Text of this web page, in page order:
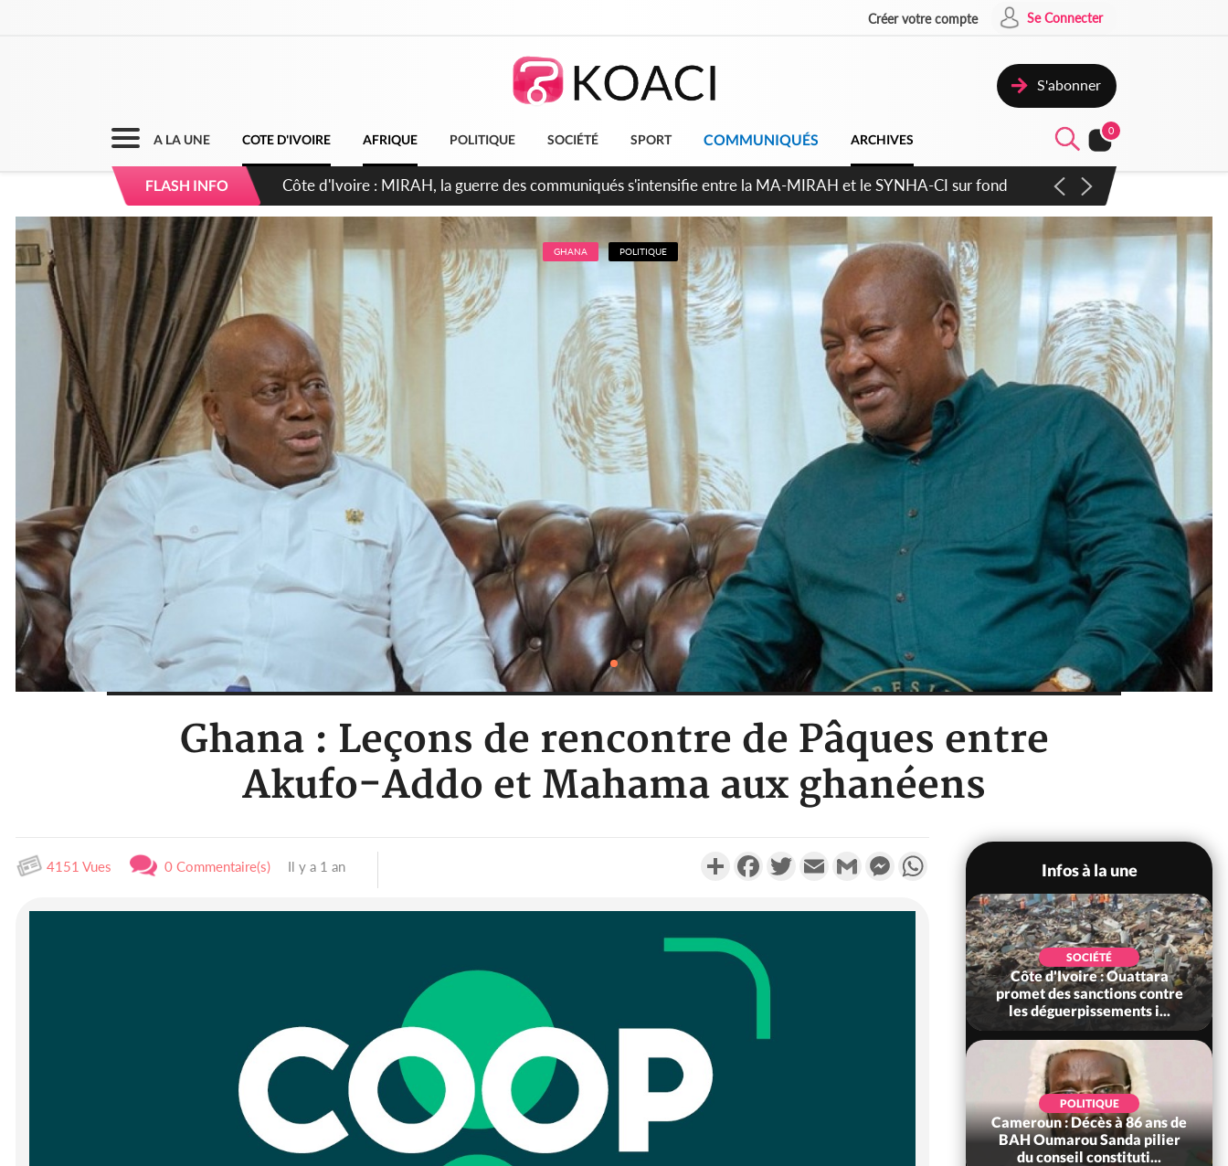
Créer votre compte Se Connecter
S'abonner
A LA UNE COTE D'IVOIRE AFRIQUE POLITIQUE SOCIÉTÉ SPORT COMMUNIQUÉS ARCHIVES
0
FLASH INFO Côte d'Ivoire : Indépendance 2026, Thiam plaide pour un environnement démocratique plus apaisé
GHANA POLITIQUE
Ghana : Leçons de rencontre de Pâques entre
Akufo-Addo et Mahama aux ghanéens
4151 Vues 0 Commentaire(s) Il y a 1 an PartagerFacebookTwitterEmail Gmail MessengerWhatsApp
Infos à la une
Côte d'Ivoire : Après le pari
réussi du 66e anniversaire,
SOCIÉTÉ
Côte d'Ivoire : Ouattara
promet des sanctions contre
les déguerpissements i...
POLITIQUE
Cameroun : Décès à 86 ans de
BAH Oumarou Sanda pilier
du conseil constituti...